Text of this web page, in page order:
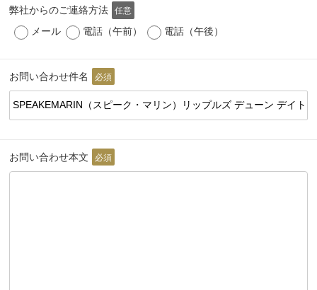
弊社からのご連絡方法 任意
メール 電話（午前） 電話（午後）
お問い合わせ件名 必須
お問い合わせ本文 必須